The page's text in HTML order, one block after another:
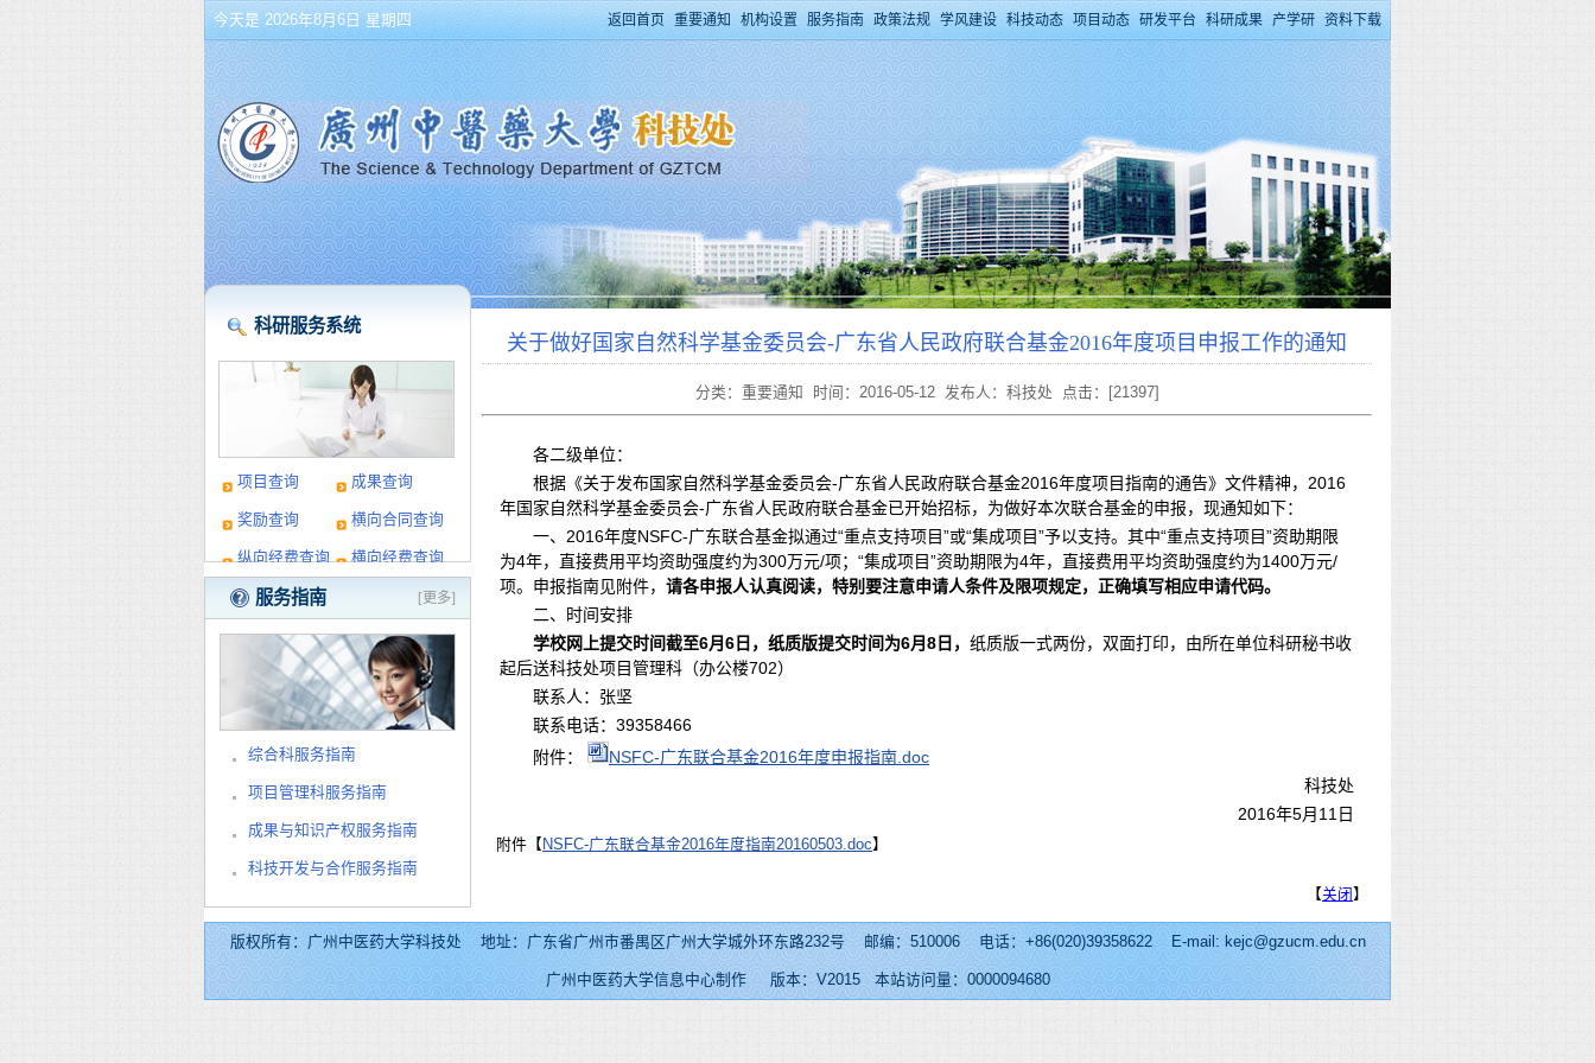
返回首页 重要通知 机构设置 服务指南 政策法规 学风建设 科技动态 项目动态 研发平台 科研成果 产学研 资料下载
今天是 2026年8月6日 星期四
科研服务系统
项目查询 成果查询
奖励查询 横向合同查询
纵向经费查询 横向经费查询
[更多]
服务指南
综合科服务指南
项目管理科服务指南
成果与知识产权服务指南
科技开发与合作服务指南
关于做好国家自然科学基金委员会-广东省人民政府联合基金2016年度项目申报工作的通知
分类：重要通知 时间：2016-05-12 发布人：科技处 点击：[21397]
各二级单位：
根据《关于发布国家自然科学基金委员会-广东省人民政府联合基金2016年度项目指南的通告》文件精神，2016
年国家自然科学基金委员会-广东省人民政府联合基金已开始招标，为做好本次联合基金的申报，现通知如下：
一、2016年度NSFC-广东联合基金拟通过“重点支持项目”或“集成项目”予以支持。其中“重点支持项目”资助期限
为4年，直接费用平均资助强度约为300万元/项；“集成项目”资助期限为4年，直接费用平均资助强度约为1400万元/
项。申报指南见附件， 请各申报人认真阅读，特别要注意申请人条件及限项规定，正确填写相应申请代码。
二、时间安排
学校网上提交时间截至6月6 日，纸质版提交时间为6月8 日， 纸质版一式两份，双面打印，由所在单位科研秘书收
起后送科技处项目管理科（办公楼702）
联系人：张坚
联系电话：39358466
附件：
NSFC-广东联合基金2016年度申报指南.doc
科技处
2016年5月11日
附件【 NSFC-广东联合基金2016年度指南20160503.doc】
【关闭 】
版权所有：广州中医药大学科技处 地址：广东省广州市番禺区广州大学城外环东路232号 邮编：510006 电话：+86(020)39358622 E-mail: kejc@gzucm.edu.cn
广州中医药大学信息中心制作 版本：V2015 本站访问量：0000094680